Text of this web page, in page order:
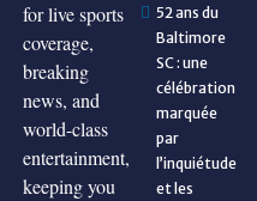
for live sports
coverage,
breaking
news, and
world-class
entertainment,
keeping you
52 ans du
Baltimore
SC : une
célébration
marquée
par
l’inquiétude
et les